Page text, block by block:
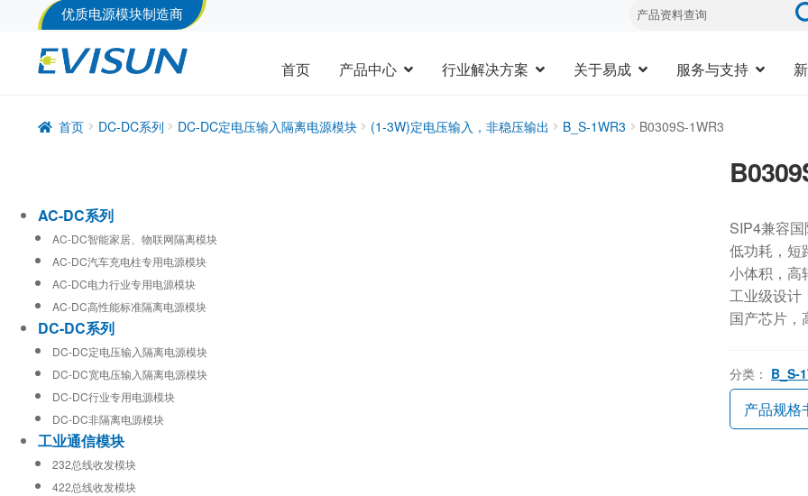
优质电源模块制造商
首页 产品中心 行业解决方案 关于易成 服务与支持
首页 DC-DC系列 DC-DC定电压输入隔离电源模块 (1-3W)定电压输入，非稳压输出 B_S-1WR3 B0309S-1WR3
SIP4兼容
低功耗，短
小体积，高
工业级设计
国产芯片，
分类： B_S-
产品规格
AC-DC系列
AC-DC智能家居、物联网隔离模块
AC-DC汽车充电柱专用电源模块
AC-DC电力行业专用电源模块
AC-DC高性能标准隔离电源模块
DC-DC系列
DC-DC定电压输入隔离电源模块
DC-DC宽电压输入隔离电源模块
DC-DC行业专用电源模块
DC-DC非隔离电源模块
工业通信模块
232总线收发模块
422总线收发模块